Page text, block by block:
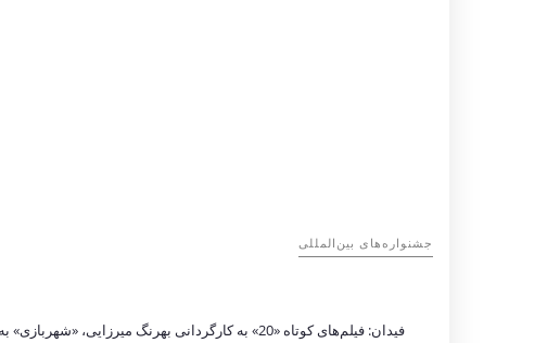
‌‌جشنواره‌های بین‌المللی
فیدان: فیلم‌های کوتاه «20» به کارگردانی بهرنگ